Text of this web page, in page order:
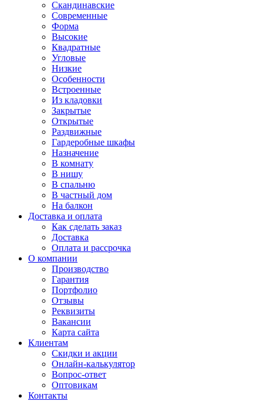
Скандинавские
Современные
Форма
Высокие
Квадратные
Угловые
Низкие
Особенности
Встроенные
Из кладовки
Закрытые
Открытые
Раздвижные
Гардеробные шкафы
Назначение
В комнату
В нишу
В спальню
В частный дом
На балкон
Доставка и оплата
Как сделать заказ
Доставка
Оплата и рассрочка
О компании
Производство
Гарантия
Портфолио
Отзывы
Реквизиты
Вакансии
Карта сайта
Клиентам
Скидки и акции
Онлайн-калькулятор
Вопрос-ответ
Оптовикам
Контакты